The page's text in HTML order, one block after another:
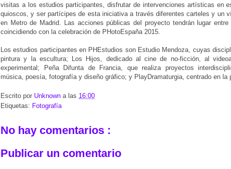
visitas a los estudios participantes, disfrutar de intervenciones artísticas en
quioscos, y ser partícipes de esta iniciativa a través diferentes carteles y un
en Metro de Madrid. Las acciones públicas del proyecto tendrán lugar
coincidiendo con la celebración de PHotoEspaña 2015.
Los estudios participantes en PHEstudios son Estudio Mendoza, cuyas
pintura y la escultura; Los Hijos, dedicado al cine de no-ficción, al
experimental; Peña Difunta de Francia, que realiza proyectos
música, poesía, fotografía y diseño gráfico; y PlayDramaturgia, centrado en la
Escrito por Unknown a las 16:00
Etiquetas: Fotografía
No hay comentarios :
Publicar un comentario